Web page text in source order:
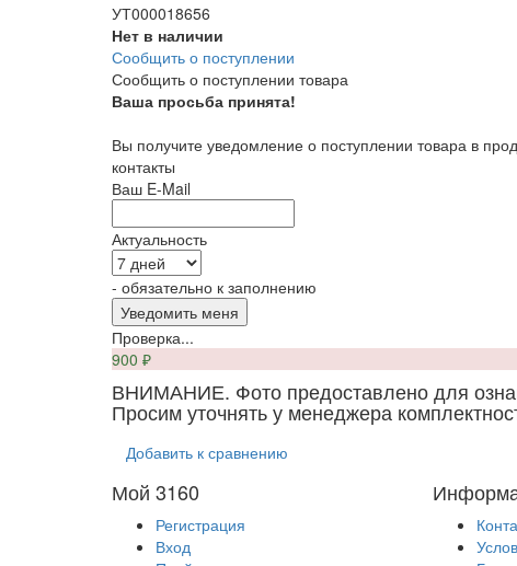
УТ000018656
Нет в наличии
Сообщить о поступлении
Сообщить о поступлении товара
Ваша просьба принята!
Вы получите уведомление о поступлении товара в
контакты
Ваш E-Mail
Актуальность
- обязательно к заполнению
Проверка...
900 ₽
ВНИМАНИЕ. Фото предоставлено для
Просим уточнять у менеджера
Добавить к сравнению
Мой 3160
Регистрация
Вход